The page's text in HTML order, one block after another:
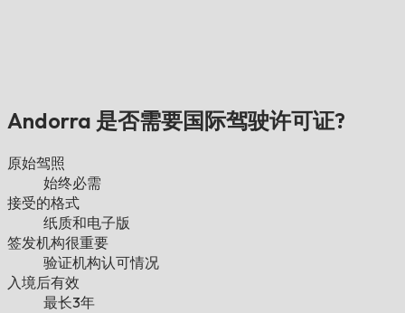
Andorra 是否需要国际驾驶许可证?
原始驾照
始终必需
接受的格式
纸质和电子版
签发机构很重要
验证机构认可情况
入境后有效
最长3年